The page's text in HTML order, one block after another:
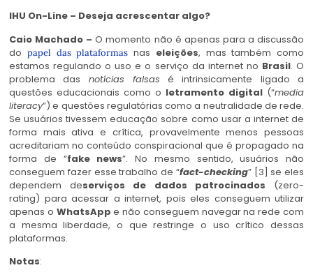
IHU On-Line – Deseja acrescentar algo?
Caio Machado – O momento não é apenas para a discussão
do papel das plataformas nas eleições, mas também como
estamos regulando o uso e o serviço da internet no Brasil. O
problema das notícias falsas é intrinsicamente ligado a
questões educacionais como o letramento digital (“media
literacy”) e questões regulatórias como a neutralidade de rede.
Se usuários tivessem educação sobre como usar a internet de
forma mais ativa e crítica, provavelmente menos pessoas
acreditariam no conteúdo conspiracional que é propagado na
forma de “fake news”. No mesmo sentido, usuários não
conseguem fazer esse trabalho de “fact-checking” [3] se eles
dependem deserviços de dados patrocinados (zero-
rating) para acessar a internet, pois eles conseguem utilizar
apenas o WhatsApp e não conseguem navegar na rede com
a mesma liberdade, o que restringe o uso crítico dessas
plataformas.
Notas: